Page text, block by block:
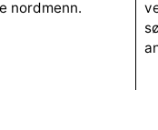
nordmenn.